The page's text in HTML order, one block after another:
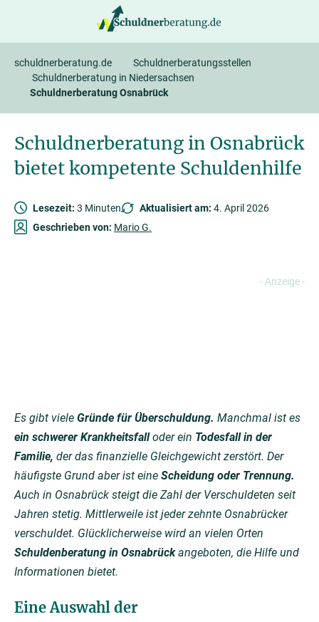
Schuldnerberatung in Osnabrück
bietet kompetente Schuldenhilfe
schuldnerberatung.de
Schuldnerberatungsstellen
Schuldnerberatung in Niedersachsen
Schuldnerberatung Osnabrück
Lesezeit: 3 Minuten Aktualisiert am: 4. April 2026
Geschrieben von: Mario G.
Es gibt viele Gründe für Überschuldung. Manchmal ist es
ein schwerer Krankheitsfalloder ein Todesfall in der
Familie, der das finanzielle Gleichgewicht zerstört. Der
häufigste Grund aber ist eine Scheidung oder Trennung.
Auch in Osnabrück steigt die Zahl der Verschuldeten seit
Jahren stetig. Mittlerweile ist jeder zehnte Osnabrücker
verschuldet. Glücklicherweise wird an vielen Orten
Schuldenberatung in Osnabrückangeboten, die Hilfe und
Informationen bietet.
Eine Auswahl der